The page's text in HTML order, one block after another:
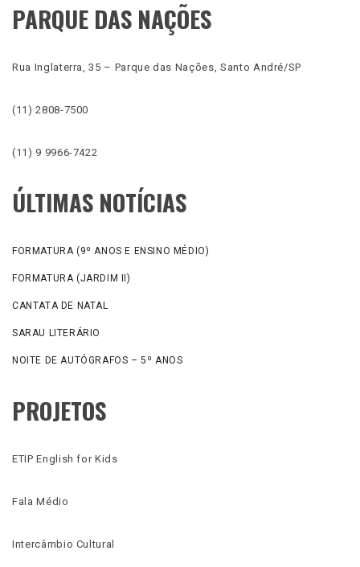
PARQUE DAS NAÇÕES
Rua Inglaterra, 35 – Parque das Nações, Santo André/SP
(11) 2808-7500
(11) 9 9966-7422
ÚLTIMAS NOTÍCIAS
FORMATURA (9º ANOS E ENSINO MÉDIO)
FORMATURA (JARDIM II)
CANTATA DE NATAL
SARAU LITERÁRIO
NOITE DE AUTÓGRAFOS – 5º ANOS
PROJETOS
ETIP English for Kids
Fala Médio
Intercâmbio Cultural